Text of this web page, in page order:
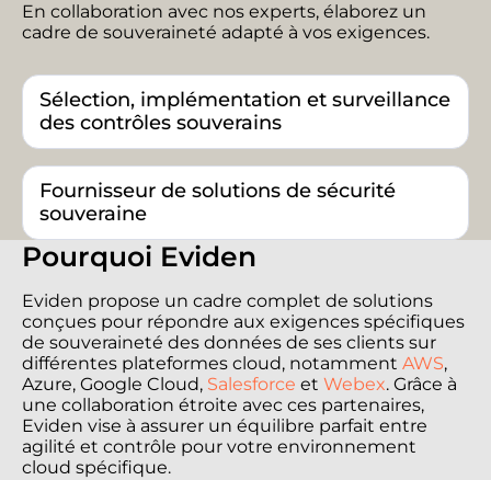
En collaboration avec nos experts, élaborez un
cadre de souveraineté adapté à vos exigences.
Sélection, implémentation et surveillance
des contrôles souverains
Fournisseur de solutions de sécurité
souveraine
Pourquoi Eviden
Eviden propose un cadre complet de solutions
conçues pour répondre aux exigences spécifiques
de souveraineté des données de ses clients sur
différentes plateformes cloud, notamment AWS,
Azure, Google Cloud, Salesforce et Webex. Grâce à
une collaboration étroite avec ces partenaires,
Eviden vise à assurer un équilibre parfait entre
agilité et contrôle pour votre environnement
cloud spécifique.